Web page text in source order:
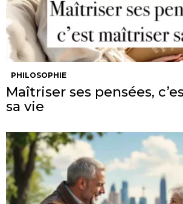
PHILOSOPHIE
Maîtriser ses pensées,
sa vie